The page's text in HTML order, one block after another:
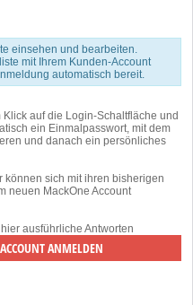
einsehen und bearbeiten.
mit Ihrem Kunden-Account
automatisch bereit.
auf die Login-Schaltfläche und
ein Einmalpasswort, mit dem
und danach ein persönliches
können sich mit ihren bisherigen
neuen MackOne Account
hier ausführliche Antworten